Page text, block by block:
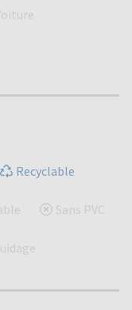
Recyclable
Sans PVC